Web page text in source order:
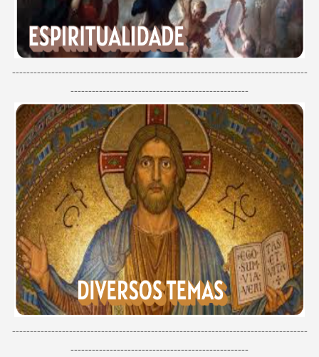
-----------------------------------------------------------------------------------
--------------------------------------------------
-----------------------------------------------------------------------------------
--------------------------------------------------